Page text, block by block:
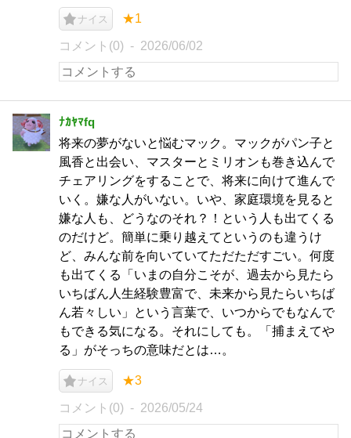
ナイス ★1
コメント(0) 2026/06/02
ﾅｶﾔﾏfq
将来の夢がないと悩むマック。マックがパン子と
風香と出会い、マスターとミリオンも巻き込んで
チェアリングをすることで、将来に向けて進んで
いく。嫌な人がいない。いや、家庭環境を見ると
嫌な人も、どうなのそれ？！という人も出てくる
のだけど。簡単に乗り越えてというのも違うけ
ど、みんな前を向いていてただただすごい。何度
も出てくる「いまの自分こそが、過去から見たら
いちばん人生経験豊富で、未来から見たらいちば
ん若々しい」という言葉で、いつからでもなんで
もできる気になる。それにしても。「捕まえてや
る」がそっちの意味だとは…。
ナイス ★3
コメント(0) 2026/05/24